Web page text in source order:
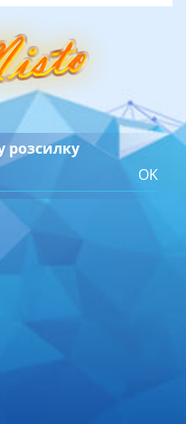
розсилку
OK